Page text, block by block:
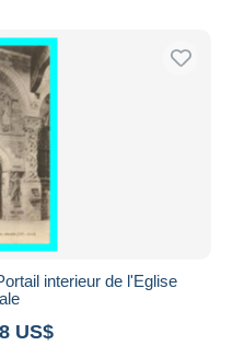
interieur de l'Eglise
US$